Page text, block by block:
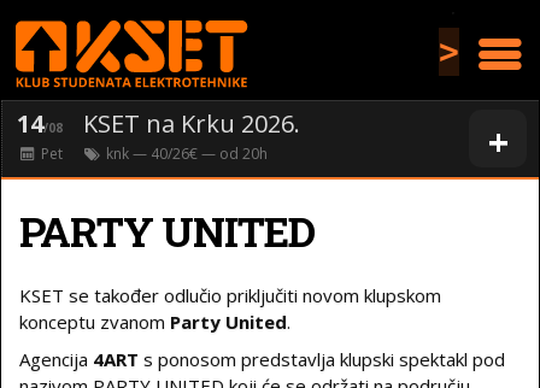
>
+
14/08 KSET na Krku 2026.
Pet knk— 40/26€ — od 20h
PARTY UNITED
KSET se također odlučio priključiti novom klupskom
konceptu zvanom Party United.
Agencija 4ART s ponosom predstavlja klupski spektakl pod